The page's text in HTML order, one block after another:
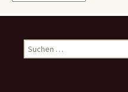
Suchen
nach: